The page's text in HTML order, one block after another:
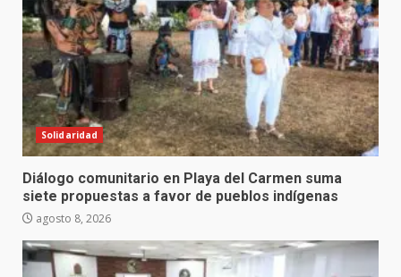
Solidaridad
Diálogo comunitario en Playa del Carmen suma
siete propuestas a favor de pueblos indígenas
agosto 8, 2026